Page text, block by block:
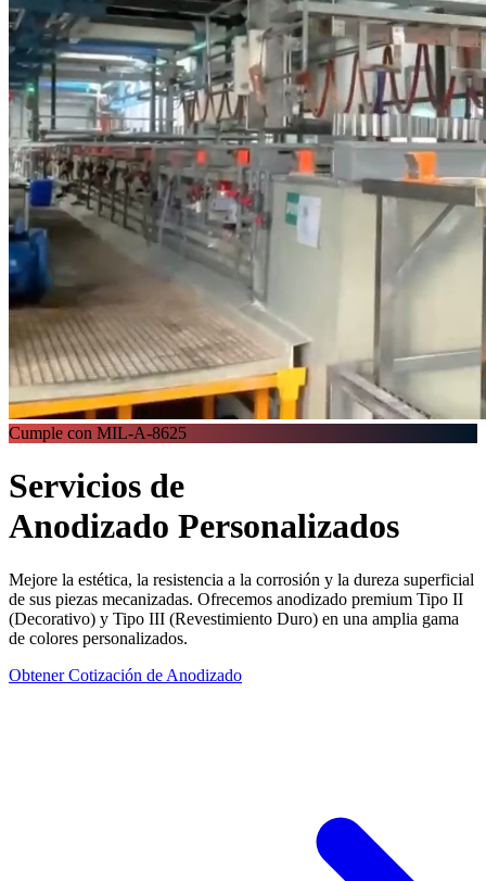
Cumple con MIL-A-8625
Servicios de
Anodizado Personalizados
Mejore la estética, la resistencia a la corrosión y la dureza superficial
de sus piezas mecanizadas. Ofrecemos anodizado premium Tipo II
(Decorativo) y Tipo III (Revestimiento Duro) en una amplia gama
de colores personalizados.
Obtener Cotización de Anodizado